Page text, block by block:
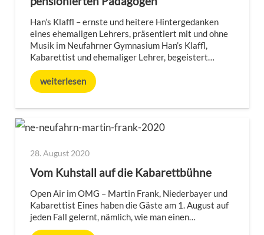
Han’s Klaffl – ernste und heitere Hintergedanken
eines ehemaligen Lehrers, präsentiert mit und ohne
Musik im Neufahrner Gymnasium Han’s Klaffl,
Kabarettist und ehemaliger Lehrer, begeistert…
weiterlesen
28. August 2020
Vom Kuhstall auf die Kabarettbühne
Open Air im OMG – Martin Frank, Niederbayer und
Kabarettist Eines haben die Gäste am 1. August auf
jeden Fall gelernt, nämlich, wie man einen…